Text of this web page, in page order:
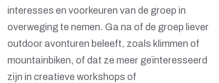
interesses en voorkeuren van de groep in
overweging te nemen. Ga na of de groep liever
outdoor avonturen beleeft, zoals klimmen of
mountainbiken, of dat ze meer geïnteresseerd
zijn in creatieve workshops of